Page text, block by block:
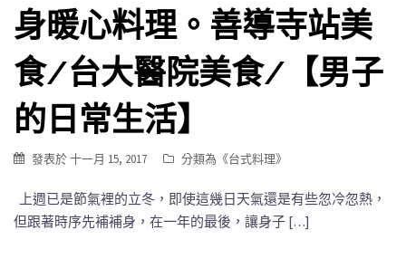
身暖心料理。善導寺站美
食/台大醫院美食/【男子
的日常生活】
發表於十一月 15, 2017 分類為《台式料理》
上週已是節氣裡的立冬，即使這幾日天氣還是有些忽冷忽熱，
但跟著時序先補補身，在一年的最後，讓身子 […]